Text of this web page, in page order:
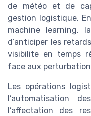
de météo et de
gestion logistique.
machine learning,
d’anticiper les
visibilite en temps
face aux
Les opérations
l’automatisation
l’affectation des